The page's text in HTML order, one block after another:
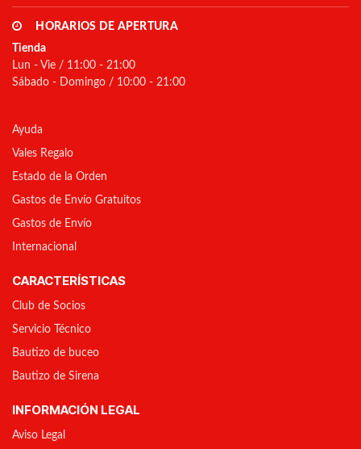
HORARIOS DE APERTURA
Tienda
Lun - Vie / 11:00 - 21:00
Sábado - Domingo / 10:00 - 21:00
Ayuda
Vales Regalo
Estado de la Orden
Gastos de Envío Gratuitos
Gastos de Envío
Internacional
CARACTERÍSTICAS
Club de Socios
Servicio Técnico
Bautizo de buceo
Bautizo de Sirena
INFORMACIÓN LEGAL
Aviso Legal